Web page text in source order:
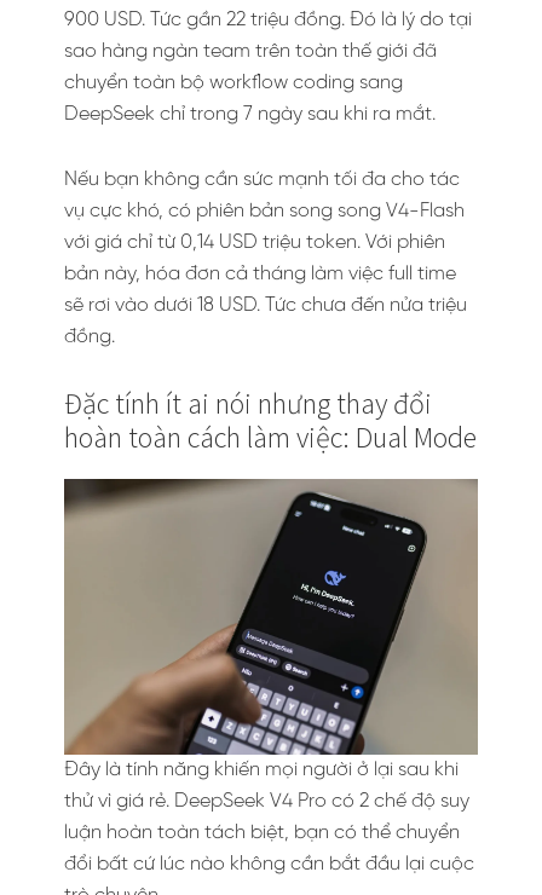
900 USD. Tức gần 22 triệu đồng. Đó là lý do tại
sao hàng ngàn team trên toàn thế giới đã
chuyển toàn bộ workflow coding sang
DeepSeek chỉ trong 7 ngày sau khi ra mắt.
Nếu bạn không cần sức mạnh tối đa cho tác
vụ cực khó, có phiên bản song song V4-Flash
với giá chỉ từ 0,14 USD triệu token. Với phiên
bản này, hóa đơn cả tháng làm việc full time
sẽ rơi vào dưới 18 USD. Tức chưa đến nửa triệu
đồng.
Đặc tính ít ai nói nhưng thay đổi
hoàn toàn cách làm việc: Dual Mode
Đây là tính năng khiến mọi người ở lại sau khi
thử vì giá rẻ. DeepSeek V4 Pro có 2 chế độ suy
luận hoàn toàn tách biệt, bạn có thể chuyển
đổi bất cứ lúc nào không cần bắt đầu lại cuộc